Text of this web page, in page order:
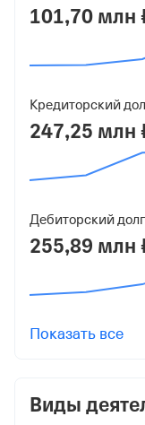
Краткое название
ООО "МОДУЛЬ
119530, г Москва,
8Н/2
7734354937
ОГРН
1157746479505
772901001
Дата регистрации
101,70 млн
Кредиторский
247,25 млн
Дебиторский долг
255,89 млн
Показать все
Виды